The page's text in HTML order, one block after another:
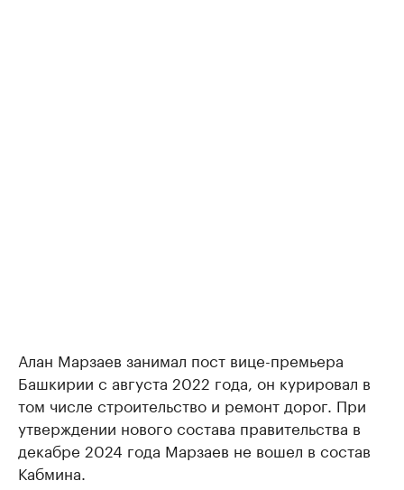
Алан Марзаев занимал пост вице-премьера
Башкирии с августа 2022 года, он курировал в
том числе строительство и ремонт дорог. При
утверждении нового состава правительства в
декабре 2024 года Марзаев не вошел в состав
Кабмина.